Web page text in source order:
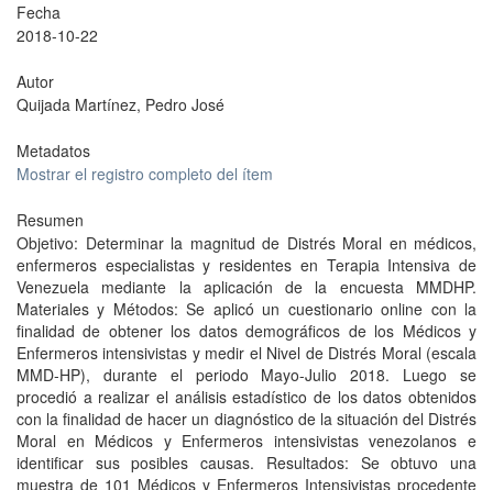
Fecha
2018-10-22
Autor
Quijada Martínez, Pedro José
Metadatos
Mostrar el registro completo del ítem
Resumen
Objetivo: Determinar la magnitud de Distrés Moral en médicos,
enfermeros especialistas y residentes en Terapia Intensiva de
Venezuela mediante la aplicación de la encuesta MMDHP.
Materiales y Métodos: Se aplicó un cuestionario online con la
finalidad de obtener los datos demográficos de los Médicos y
Enfermeros intensivistas y medir el Nivel de Distrés Moral (escala
MMD-HP), durante el periodo Mayo-Julio 2018. Luego se
procedió a realizar el análisis estadístico de los datos obtenidos
con la finalidad de hacer un diagnóstico de la situación del Distrés
Moral en Médicos y Enfermeros intensivistas venezolanos e
identificar sus posibles causas. Resultados: Se obtuvo una
muestra de 101 Médicos y Enfermeros Intensivistas procedente